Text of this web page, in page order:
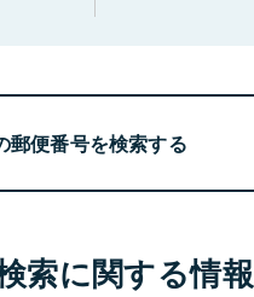
郵便番号を検索する
索に関する情報